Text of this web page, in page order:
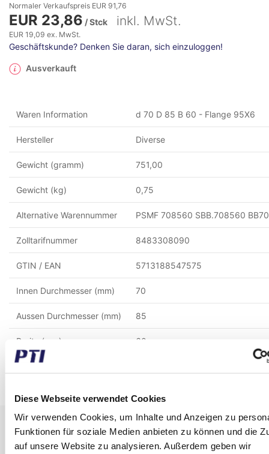
Diese Webseite verwendet Cookies
Wir verwenden Cookies, um Inhalte und Anzeigen zu
Funktionen für soziale Medien anbieten zu können und die
auf unsere Website zu analysieren. Außerdem geben wir
Normaler Verkaufspreis EUR 91,76
EUR 23,86 / Stck inkl. MwSt.
EUR 19,09 ex. MwSt.
Geschäftskunde? Denken Sie daran, sich einzuloggen!
Ausverkauft
Waren Information d 70 D 85 B 60 - Flange 95X6
Hersteller Diverse
Gewicht (gramm) 751,00
Gewicht (kg) 0,75
Alternative Warennummer PSMF 708560 SBB.708560
Zolltarifnummer 8483308090
GTIN / EAN 5713188547575
Innen Durchmesser (mm) 70
Aussen Durchmesser (mm) 85
Breite (mm) 60
Material
Erhalten Sie unseren Newsletter
Newsletter - max. 2 mal jährlich